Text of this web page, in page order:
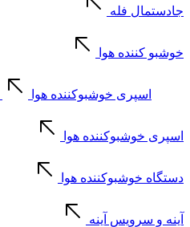
جادستمال فله
خوشبو کننده هوا
اسپری خوشبوکننده هوا
اسپری خوشبوکننده هوا
دستگاه خوشبوکننده هوا
آینه و سرویس آینه